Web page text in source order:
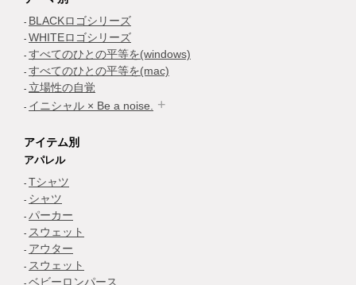
BLACKロゴシリーズ
WHITEロゴシリーズ
すべてのひとの平等を(windows)
すべてのひとの平等を(mac)
立場性の自覚
イニシャル × Be a noise.
アイテム別
アパレル
Tシャツ
シャツ
パーカー
スウェット
アウター
スウェット
ベビーロンパース